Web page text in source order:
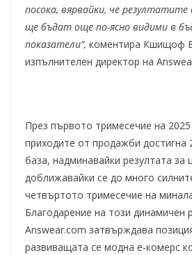
посока, вярвайки, че
ще бъдат още по-ясно видими в
показатели“, коментира Кшищоф
изпълнителен директор на
През първото тримесечие на
приходите от продажби достигна
база, надминавайки резултата за
доближавайки се до много
четвъртото тримесечие на
Благодарение на този динамичен
Answear.com затвърждава
развиващата се модна е-комерс